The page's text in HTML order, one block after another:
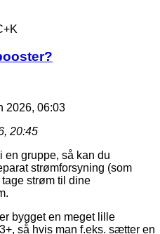
2026, 06:03
20:45
en gruppe, så kan du
strømforsyning (som
strøm til dine
bygget en meget lille
så hvis man f.eks. sætter en